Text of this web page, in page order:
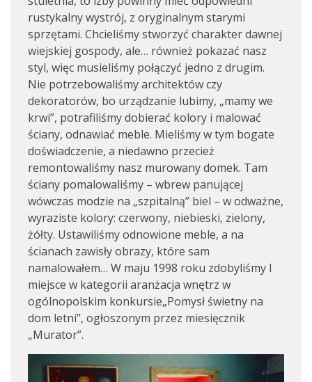
rustykalny wystrój, z oryginalnym starymi
sprzętami. Chcieliśmy stworzyć charakter dawnej
wiejskiej gospody, ale… również pokazać nasz
styl, więc musieliśmy połączyć jedno z drugim.
Nie potrzebowaliśmy architektów czy
dekoratorów, bo urządzanie lubimy, „mamy we
krwi”, potrafiliśmy dobierać kolory i malować
ściany, odnawiać meble. Mieliśmy w tym bogate
doświadczenie, a niedawno przecież
remontowaliśmy nasz murowany domek. Tam
ściany pomalowaliśmy – wbrew panującej
wówczas modzie na „szpitalną” biel – w odważne,
wyraziste kolory: czerwony, niebieski, zielony,
żółty. Ustawiliśmy odnowione meble, a na
ścianach zawisły obrazy, które sam
namalowałem… W maju 1998 roku zdobyliśmy I
miejsce w kategorii aranżacja wnętrz w
ogólnopolskim konkursie„Pomysł świetny na
dom letni”, ogłoszonym przez miesięcznik
„Murator”.